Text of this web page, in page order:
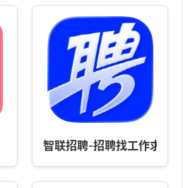
智联招聘-招聘找工作求职